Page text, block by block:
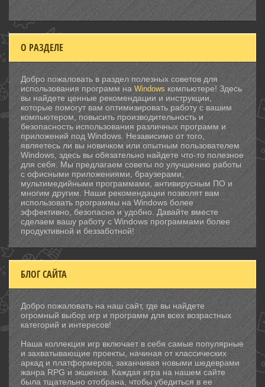
О РАЗДЕЛЕ
Добро пожаловать в раздел полезных советов для
использования программ на Windows компьютере! Здесь
вы найдете ценные рекомендации и инструкции,
которые помогут вам оптимизировать работу с вашим
компьютером, повысить производительность и
безопасность использования различных программ и
приложений под Windows. Независимо от того,
являетесь ли вы новичком или опытным пользователем
Windows, здесь вы обязательно найдете что-то полезное
для себя. Мы предлагаем советы по улучшению работы
с офисными приложениями, браузерами,
мультимедийными программами, антивирусным ПО и
многим другим. Наши рекомендации позволят вам
использовать программы на Windows более
эффективно, безопасно и удобно. Давайте вместе
сделаем вашу работу с Windows программами более
продуктивной и беззаботной!
БЛОГ САЙТА
Добро пожаловать на наш сайт, где вы найдете
огромный выбор игр и программ для всех возрастных
категорий и интересов!
Наша коллекция игр включает в себя самые популярные
и захватывающие проекты, начиная от классических
аркад и платформеров, заканчивая новыми шедеврами
жанра RPG и экшенов. Каждая игра на нашем сайте
была тщательно отобрана, чтобы убедиться в ее